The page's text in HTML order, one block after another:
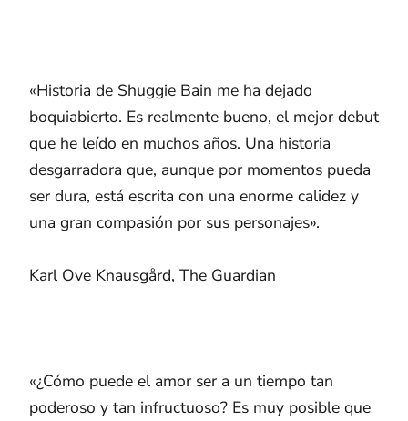
«Historia de Shuggie Bain me ha dejado
boquiabierto. Es realmente bueno, el mejor debut
que he leído en muchos años. Una historia
desgarradora que, aunque por momentos pueda
ser dura, está escrita con una enorme calidez y
una gran compasión por sus personajes».
Karl Ove Knausgård, The Guardian
«¿Cómo puede el amor ser a un tiempo tan
poderoso y tan infructuoso? Es muy posible que